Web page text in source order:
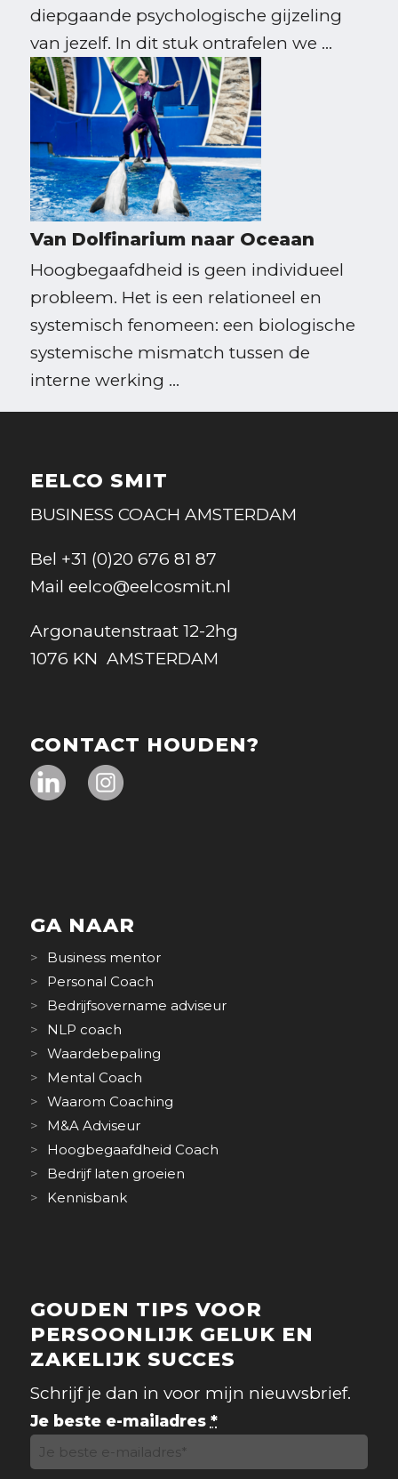
diepgaande psychologische gijzeling
van jezelf. In dit stuk ontrafelen we ...
Van Dolfinarium naar Oceaan
Hoogbegaafdheid is geen individueel
probleem. Het is een relationeel en
systemisch fenomeen: een biologische
systemische mismatch tussen de
interne werking ...
EELCO SMIT
BUSINESS COACH AMSTERDAM
Bel +31 (0)20 676 81 87
Mail eelco@eelcosmit.nl
Argonautenstraat 12-2hg
1076 KN AMSTERDAM
CONTACT HOUDEN?
GA NAAR
Business mentor
Personal Coach
Bedrijfsovername adviseur
NLP coach
Waardebepaling
Mental Coach
Waarom Coaching
M&A Adviseur
Hoogbegaafdheid Coach
Bedrijf laten groeien
Kennisbank
GOUDEN TIPS VOOR
PERSOONLIJK GELUK EN
ZAKELIJK SUCCES
Schrijf je dan in voor mijn nieuwsbrief.
Je beste e-mailadres *